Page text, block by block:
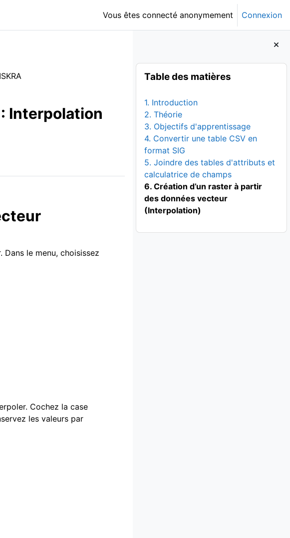
Vous êtes connecté anonymement Connexion
Blocs
Passer Table des matières
Table des matières
1. Introduction
2. Théorie
3. Objectifs d'apprentissage
4. Convertir une table CSV en
format SIG
5. Joindre des tables d'attributs et
calculatrice de champs
6. Création d’un raster à partir
des données vecteur
(Interpolation)
Interpolation
le menu, choisissez
Cochez la case
les valeurs par